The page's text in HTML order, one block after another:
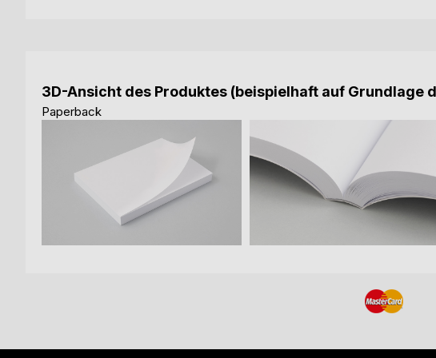
3D-Ansicht des Produktes (beispielhaft auf Grundlage
Paperback